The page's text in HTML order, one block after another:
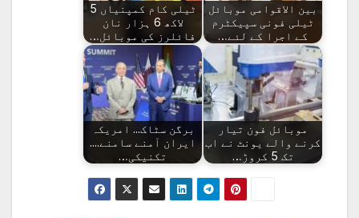
بین الاقوامی موبائل
ٹیلی فونی سپیکٹرم
کے اجرا کے لئے…
ٹیلی کام کمپنیاں 5
لاکھ 6 ہزار نان
فائلرز کی موبائل…
موبائل فون تیار
کرنے والے یونٹ نے اب
تک 5 کروڑ…
برگن سٹاک... امریکہ
ایران آمنے سامنے....
تکنیکی…